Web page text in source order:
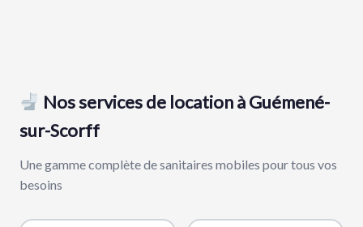
Nos services de location à Guémené-
sur-Scorff
Une gamme complète de sanitaires mobiles pour tous vos
besoins